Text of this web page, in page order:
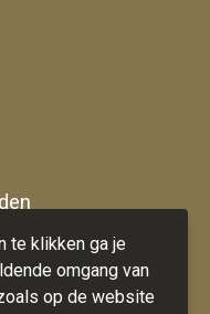
te klikken ga je
omgang van
op de website